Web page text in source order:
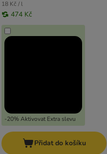
18 Kč / l
474 Kč
-20% Aktivovat Extra slevu
Přidat do košíku